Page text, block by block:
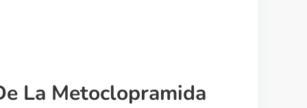
La Metoclopramida